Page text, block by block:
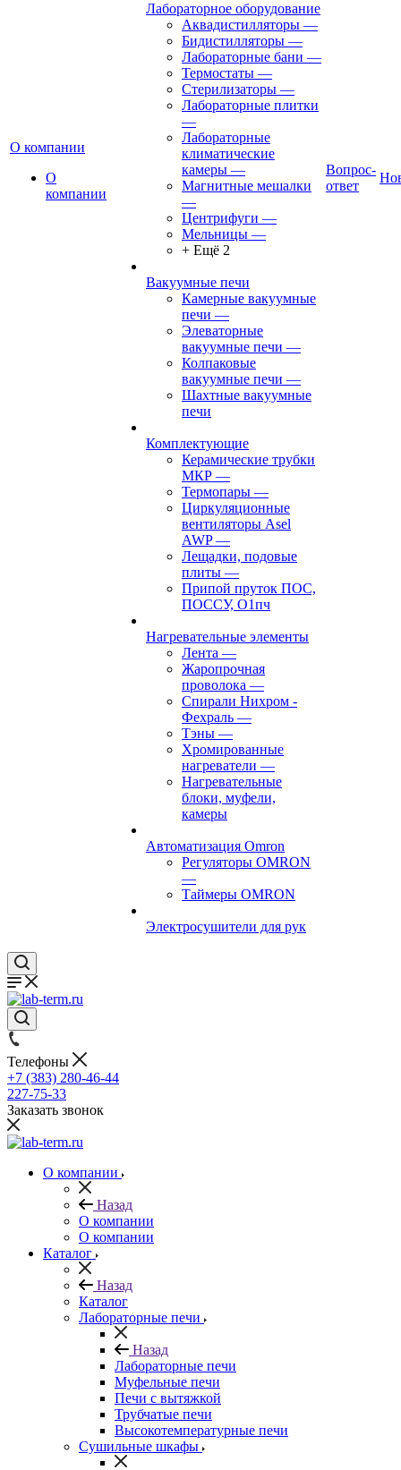
О компании
О
компании
Лабораторное оборудование
Аквадистилляторы —
Бидистилляторы —
Лабораторные бани —
Термостаты —
Стерилизаторы —
Лабораторные плитки
—
Лабораторные
климатические
камеры —
Магнитные мешалки
—
Центрифуги —
Мельницы —
+ Ещё 2
Вакуумные печи
Камерные вакуумные
печи —
Элеваторные
вакуумные печи —
Колпаковые
вакуумные печи —
Шахтные вакуумные
печи
Комплектующие
Керамические трубки
МКР —
Термопары —
Циркуляционные
вентиляторы Asel
AWP—
Лещадки, подовые
плиты —
Припой пруток ПОС,
ПОССУ, О1пч
Нагревательные элементы
Лента —
Жаропрочная
проволока —
Спирали Нихром -
Фехраль —
Тэны —
Хромированные
нагреватели —
Нагревательные
блоки, муфели,
камеры
Автоматизация Omron
Регуляторы OMRON
—
Таймеры OMRON
Электросушители для рук
Вопрос-
ответ
Телефоны
+7 (383) 280-46-44
227-75-33
Заказать звонок
О компании
Назад
О компании
О компании
Каталог
Назад
Каталог
Лабораторные печи
Назад
Лабораторные печи
Муфельные печи
Печи с вытяжкой
Трубчатые печи
Высокотемпературные печи
Сушильные шкафы